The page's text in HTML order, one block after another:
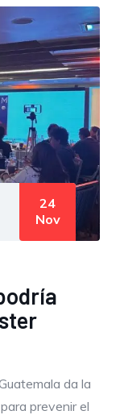
24
Nov
da la
prevenir el